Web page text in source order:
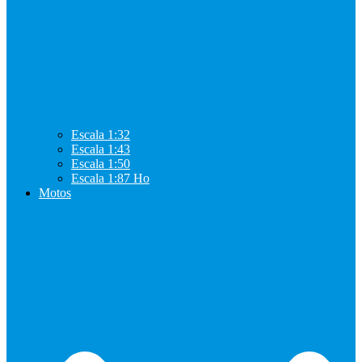
Escala 1:32
Escala 1:43
Escala 1:50
Escala 1:87 Ho
Motos